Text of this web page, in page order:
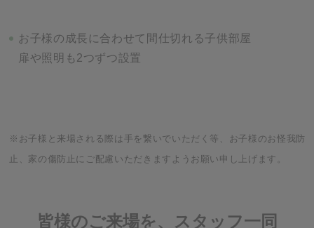
お子様の成長に合わせて間仕切れる子供部屋
扉や照明も2つずつ設置
※お子様と来場される際は手を繋いでいただく等、お子様のお怪我防
止、家の傷防止にご配慮いただきますようお願い申し上げます。
皆様のご来場を、スタッフ一同